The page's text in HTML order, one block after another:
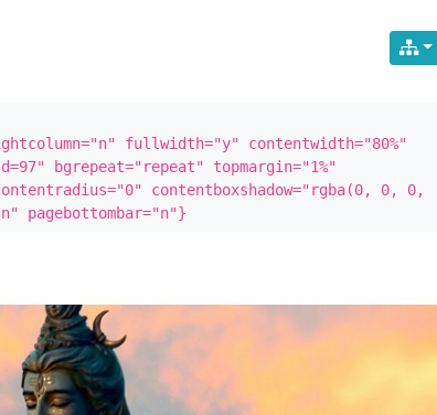
fullwidth="y" contentwidth="80%"
bgrepeat="repeat" topmargin="1%"
contentboxshadow="rgba(0, 0, 0,
pagebottombar="n"}